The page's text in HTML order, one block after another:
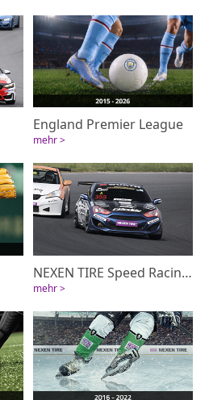
England Premier League
mehr >
NEXEN TIRE Speed Racing – Rennsport am Limit
mehr >